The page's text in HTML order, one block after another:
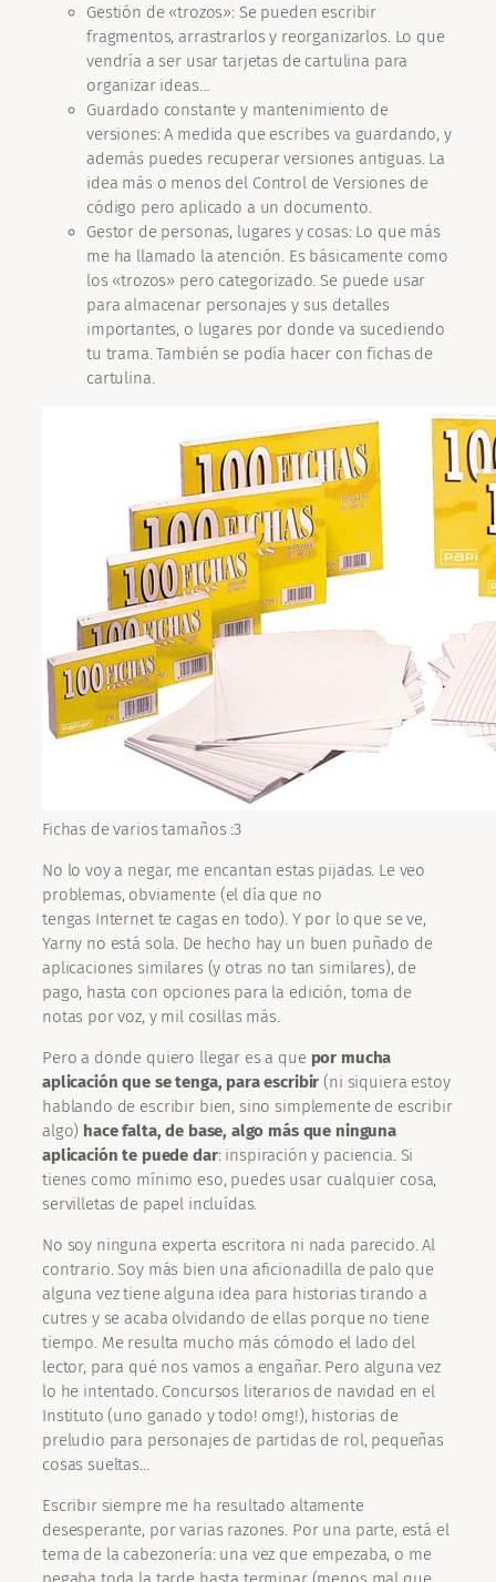
Gestión de «trozos»: Se pueden escribir
fragmentos, arrastrarlos y reorganizarlos. Lo que
vendría a ser usar tarjetas de cartulina para
organizar ideas…
Guardado constante y mantenimiento de
versiones: A medida que escribes va guardando, y
además puedes recuperar versiones antiguas. La
idea más o menos del Control de Versiones de
código pero aplicado a un documento.
Gestor de personas, lugares y cosas: Lo que más
me ha llamado la atención. Es básicamente como
los «trozos» pero categorizado. Se puede usar
para almacenar personajes y sus detalles
importantes, o lugares por donde va sucediendo
tu trama. También se podía hacer con fichas de
cartulina.
Fichas de varios tamaños :3
No lo voy a negar, me encantan estas pijadas. Le veo
problemas, obviamente (el día que no
tengas Internet te cagas en todo). Y por lo que se ve,
Yarny no está sola. De hecho hay un buen puñado de
aplicaciones similares (y otras no tan similares), de
pago, hasta con opciones para la edición, toma de
notas por voz, y mil cosillas más.
Pero a donde quiero llegar es a que por mucha
aplicación que se tenga, para escribir (ni siquiera estoy
hablando de escribir bien, sino simplemente de escribir
algo) hace falta, de base, algo más que ninguna
aplicación te puede dar: inspiración y paciencia. Si
tienes como mínimo eso, puedes usar cualquier cosa,
servilletas de papel incluídas.
No soy ninguna experta escritora ni nada parecido. Al
contrario. Soy más bien una aficionadilla de palo que
alguna vez tiene alguna idea para historias tirando a
cutres y se acaba olvidando de ellas porque no tiene
tiempo. Me resulta mucho más cómodo el lado del
lector, para qué nos vamos a engañar. Pero alguna vez
lo he intentado. Concursos literarios de navidad en el
Instituto (uno ganado y todo! omg!), historias de
preludio para personajes de partidas de rol, pequeñas
cosas sueltas…
Escribir siempre me ha resultado altamente
desesperante, por varias razones. Por una parte, está el
tema de la cabezonería: una vez que empezaba, o me